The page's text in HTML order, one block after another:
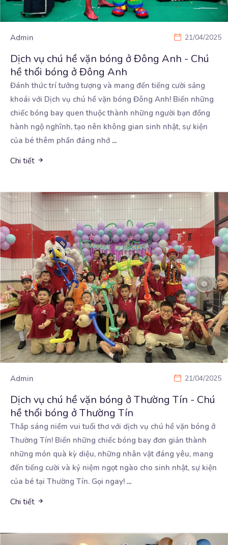
Admin 21/04/2025
Dịch vụ chú hề vặn bóng ở Đông Anh - Chú
hề thổi bóng ở Đông Anh
Đánh thức trí tưởng tượng và mang đến tiếng cười sảng
khoái với Dịch vụ chú hề vặn bóng Đông Anh! Biến những
chiếc bóng bay quen thuộc thành những người bạn đồng
hành ngộ nghĩnh, tạo nên không gian sinh nhật, sự kiện
của bé thêm phần đáng nhớ ...
Chi tiết
Admin 21/04/2025
Dịch vụ chú hề vặn bóng ở Thường Tín - Chú
hề thổi bóng ở Thường Tín
Thắp sáng niềm vui tuổi thơ với dịch vụ chú hề vặn bóng ở
Thường Tín! Biến những chiếc bóng bay đơn giản thành
những món quà kỳ diệu, những nhân vật đáng yêu, mang
đến tiếng cười và kỷ niệm ngọt ngào cho sinh nhật, sự kiện
của bé tại Thường Tín. Gọi ngay! ...
Chi tiết